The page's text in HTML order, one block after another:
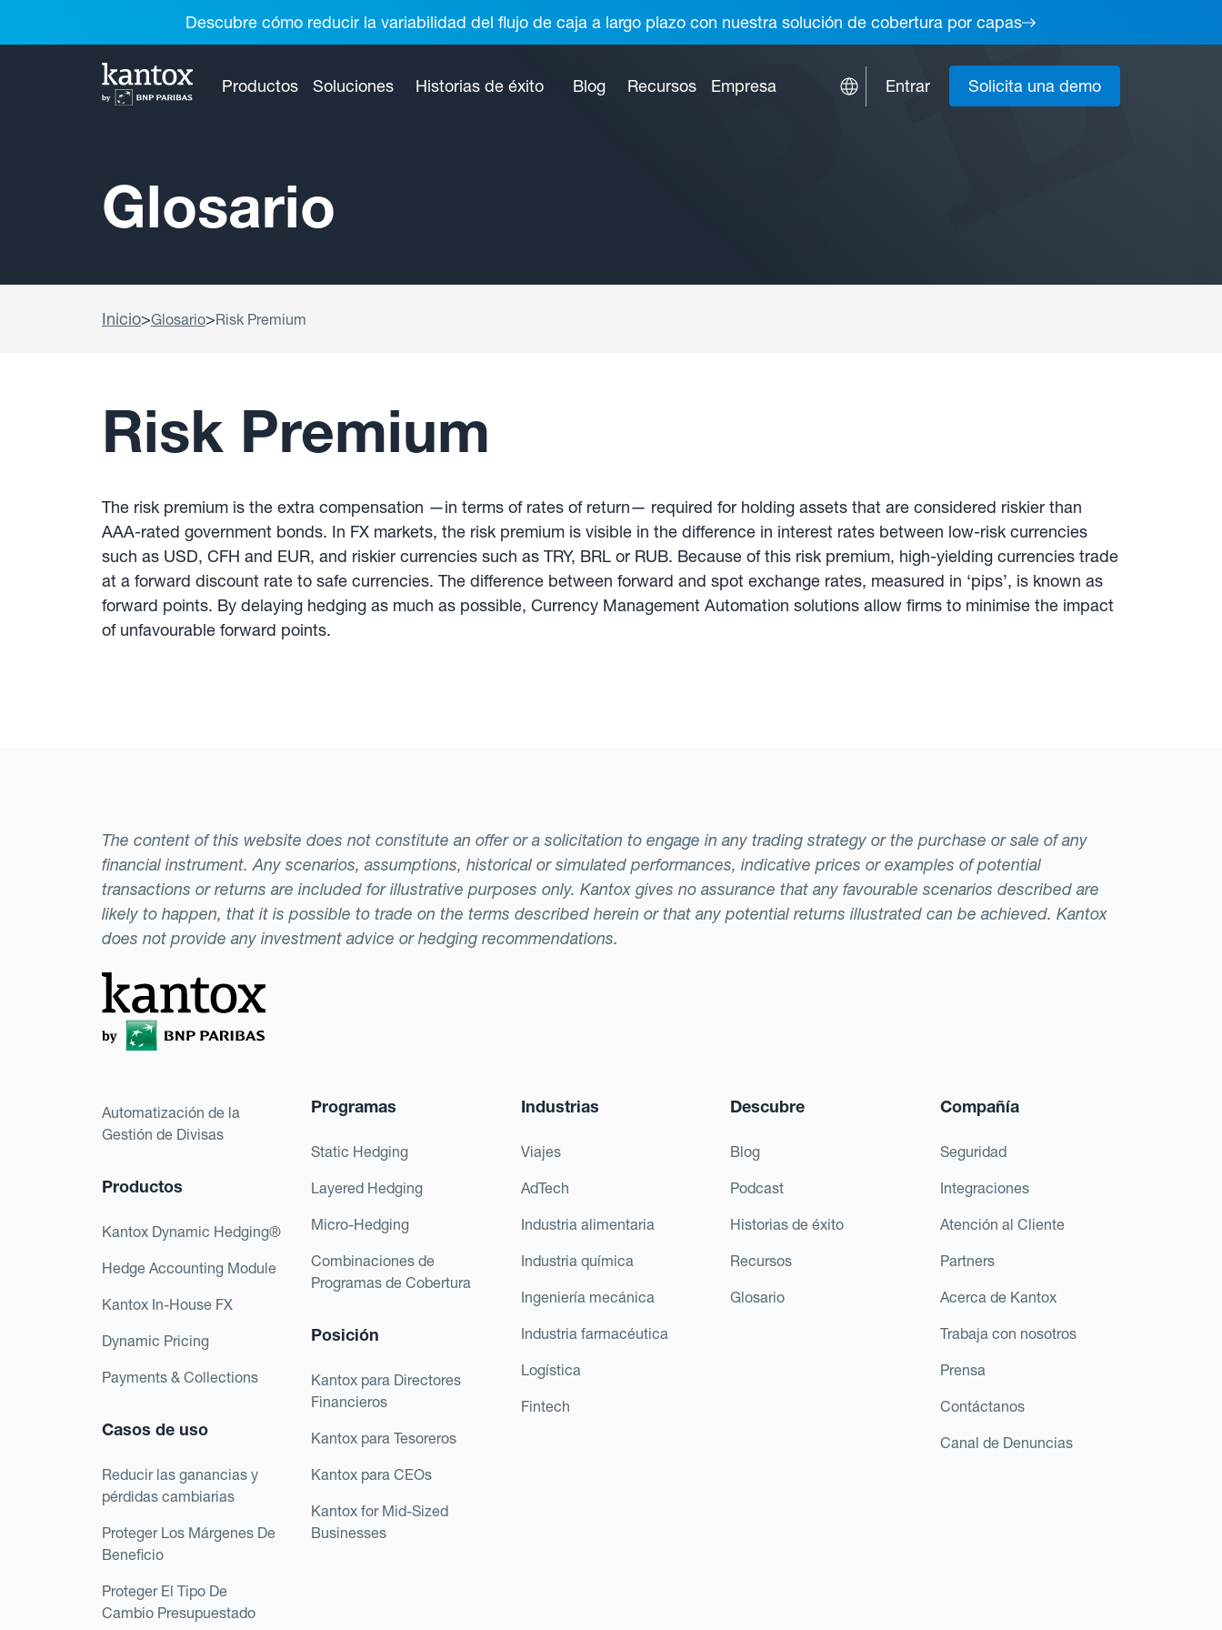
Descubre cómo reducir la variabilidad del flujo de caja a largo plazo con nuestra solución de cobertura por capas
Productos Soluciones Historias de éxito Blog Recursos Empresa Entrar Solicita una demo
Glosario
Inicio>Glosario>Risk Premium
Risk Premium
The risk premium is the extra compensation —in terms of rates of return— required for holding assets that are considered riskier than
AAA-rated government bonds. In FX markets, the risk premium is visible in the difference in interest rates between low-risk currencies
such as USD, CFH and EUR, and riskier currencies such as TRY, BRL or RUB. Because of this risk premium, high-yielding currencies trade
at a forward discount rate to safe currencies. The difference between forward and spot exchange rates, measured in ‘pips’, is known as
forward points. By delaying hedging as much as possible, Currency Management Automation solutions allow firms to minimise the impact
of unfavourable forward points.
The content of this website does not constitute an offer or a solicitation to engage in any trading strategy or the purchase or sale of any
financial instrument. Any scenarios, assumptions, historical or simulated performances, indicative prices or examples of potential
transactions or returns are included for illustrative purposes only. Kantox gives no assurance that any favourable scenarios described are
likely to happen, that it is possible to trade on the terms described herein or that any potential returns illustrated can be achieved. Kantox
does not provide any investment advice or hedging recommendations.
Automatización de la
Gestión de Divisas
Productos
Kantox Dynamic Hedging®
Hedge Accounting Module
Kantox In-House FX
Dynamic Pricing
Payments & Collections
Casos de uso
Reducir las ganancias y
pérdidas cambiarias
Proteger Los Márgenes De
Beneficio
Proteger El Tipo De
Cambio Presupuestado
Programas
Static Hedging
Layered Hedging
Micro-Hedging
Combinaciones de
Programas de Cobertura
Posición
Kantox para Directores
Financieros
Kantox para Tesoreros
Kantox para CEOs
Kantox for Mid-Sized
Businesses
Industrias
Viajes
AdTech
Industria alimentaria
Industria química
Ingeniería mecánica
Industria farmacéutica
Logística
Fintech
Descubre
Blog
Podcast
Historias de éxito
Recursos
Glosario
Compañía
Seguridad
Integraciones
Atención al Cliente
Partners
Acerca de Kantox
Trabaja con nosotros
Prensa
Contáctanos
Canal de Denuncias